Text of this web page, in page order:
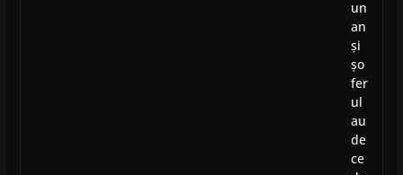
un
an
și
șo
fer
ul
au
de
ce